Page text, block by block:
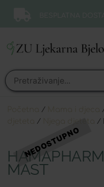
/
/ /
MAST